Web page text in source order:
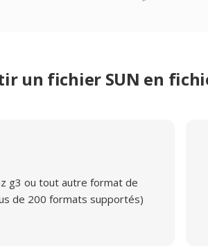
un fichier SUN en
g3 ou tout autre format de
de 200 formats supportés)